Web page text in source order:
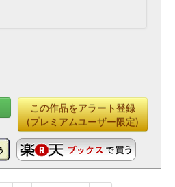
この作品をアラート登録
(プレミアムユーザー限定)